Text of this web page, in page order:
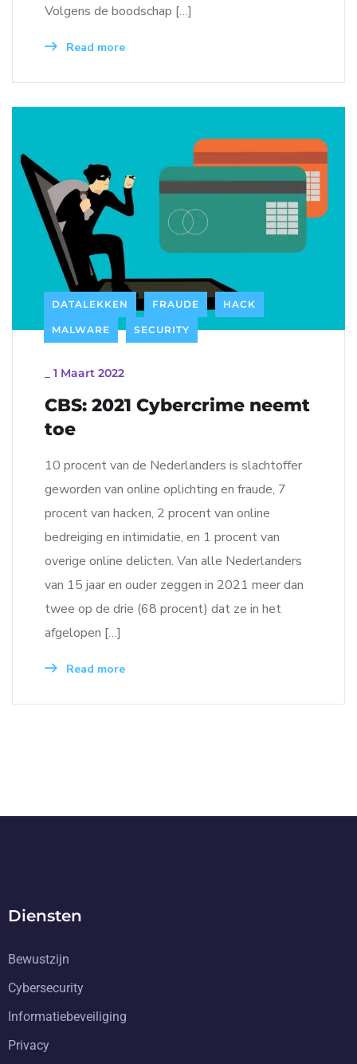
Volgens de boodschap […]
Read more
DATALEKKEN FRAUDE HACK
MALWARE SECURITY
1 Maart 2022
CBS: 2021 Cybercrime neemt
toe
10 procent van de Nederlanders is slachtoffer
geworden van online oplichting en fraude, 7
procent van hacken, 2 procent van online
bedreiging en intimidatie, en 1 procent van
overige online delicten. Van alle Nederlanders
van 15 jaar en ouder zeggen in 2021 meer dan
twee op de drie (68 procent) dat ze in het
afgelopen […]
Read more
Diensten
Bewustzijn
Cybersecurity
Informatiebeveiliging
Privacy